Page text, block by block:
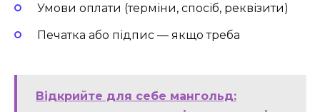
Умови оплати (терміни, спосіб, реквізити)
Печатка або підпис — якщо треба
Відкрийте для себе мангольд: